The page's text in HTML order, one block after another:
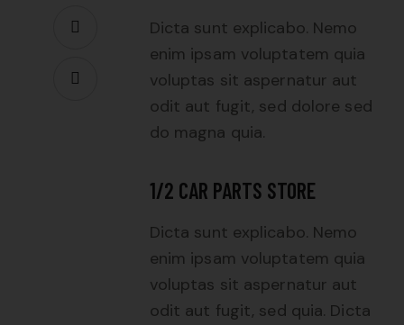
Dicta sunt explicabo. Nemo
enim ipsam voluptatem quia
voluptas sit aspernatur aut
odit aut fugit, sed dolore sed
do magna quia.
1/2 CAR PARTS STORE
Dicta sunt explicabo. Nemo
enim ipsam voluptatem quia
voluptas sit aspernatur aut
odit aut fugit, sed quia. Dicta